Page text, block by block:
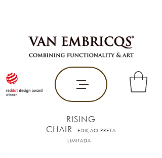
RISING
CHAIR
EDIÇÃO PRETA
LIMITADA